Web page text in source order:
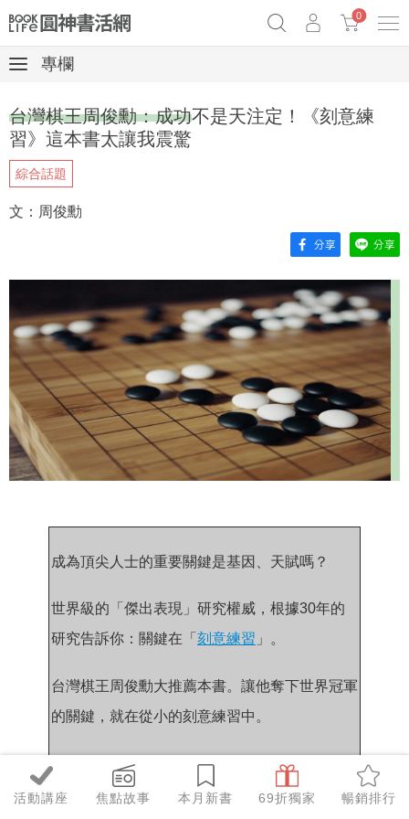
Netflix話題章魚小說！
0
活動講座 焦點故事 本月新書 69折獨家 暢銷排行
專欄
台灣棋王周俊勳：成功不是天注定！《刻意練
習》這本書太讓我震驚
綜合話題
文：周俊勳
成為頂尖人士的重要關鍵是基因、天賦嗎？
世界級的「傑出表現」研究權威，根據30年的
研究告訴你：關鍵在「 刻意練習 」。
台灣棋王周俊勳大推薦本書。讓他奪下世界冠軍
的關鍵，就在從小的刻意練習中。